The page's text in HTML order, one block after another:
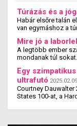
Túrázás és a
Habár elsőre talán
van egymáshoz a
Mire jó a
A legtöbb ember
mondanak túl
Egy
ultrafutó 2025.02.09
Courtney
States 100-at, a